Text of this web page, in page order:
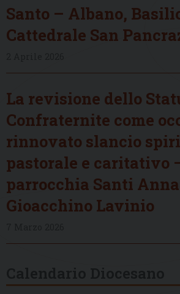
Santo – Albano,
Cattedrale San
La revisione dello
Confraternite come
rinnovato slancio
pastorale e caritativo
parrocchia Santi
Gioacchino Lavinio